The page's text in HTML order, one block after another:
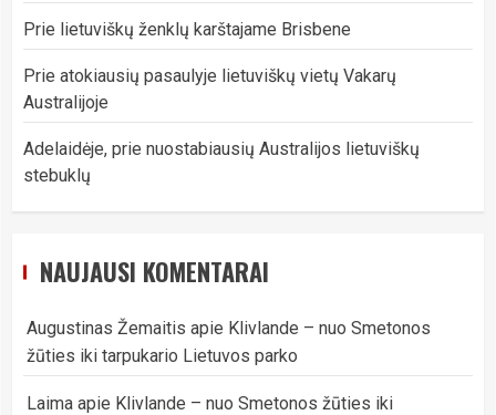
Prie lietuviškų ženklų karštajame Brisbene
Prie atokiausių pasaulyje lietuviškų vietų Vakarų
Australijoje
Adelaidėje, prie nuostabiausių Australijos lietuviškų
stebuklų
NAUJAUSI KOMENTARAI
Augustinas Žemaitis apie Klivlande – nuo Smetonos
žūties iki tarpukario Lietuvos parko
Laima apie Klivlande – nuo Smetonos žūties iki